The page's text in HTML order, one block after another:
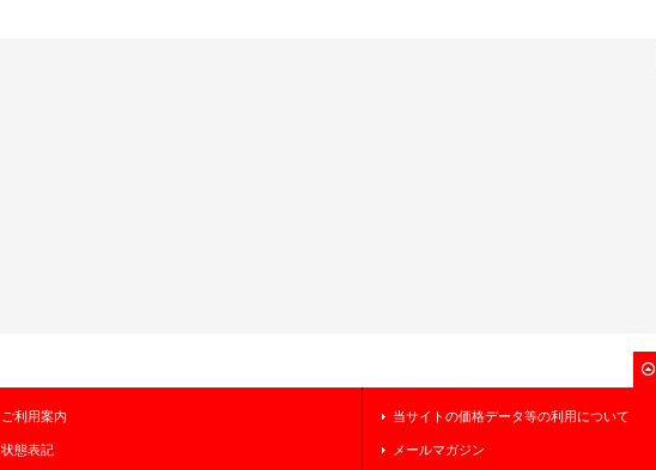
ご利用案内
状態表記
当サイトの価格データ等の利用について
メールマガジン